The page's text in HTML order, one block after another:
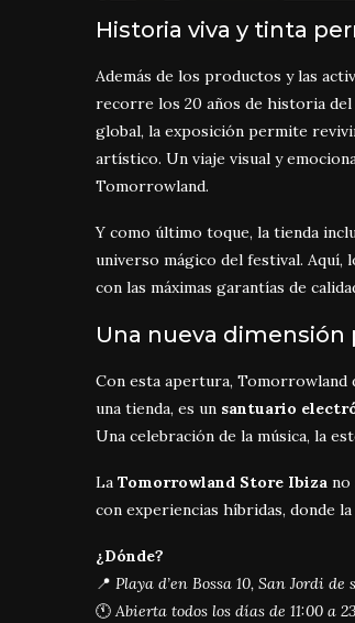
Historia viva y tinta
Además de los productos y las
recorre los 20 años de historia del
global, la exposición permite
artístico. Un viaje visual y
Tomorrowland.
Y como último toque, la tienda
universo mágico del festival.
con las máximas garantías de
Una nueva
Con esta apertura, Tomorrowland
una tienda, es un santuario
Una celebración de la música, la
La Tomorrowland Store Ibiza no
con experiencias híbridas, donde
¿Dónde?
📍 Playa d’en Bossa 10, San Jordi
🕚 Abierta todos los días de 11:00 a